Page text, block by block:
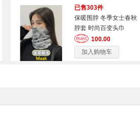
已售303件
保暖围脖 冬季女士春秋
脖套 时尚百变头巾
100.00
加入购物车